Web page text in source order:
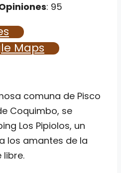
: 95
Maps
comuna de Pisco
Coquimbo, se
Los Pipiolos, un
los amantes de la
libre.